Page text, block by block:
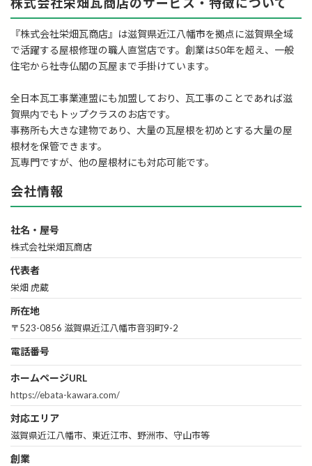
『株式会社栄畑瓦商店』は滋賀県近江八幡市を拠点に滋賀県全域
で活躍する屋根修理の職人直営店です。創業は50年を超え、一般
住宅から社寺仏閣の瓦屋まで手掛けています。
全日本瓦工事業連盟にも加盟しており、瓦工事のことであれば滋
賀県内でもトップクラスのお店です。
事務所も大きな建物であり、大量の瓦屋根を初めとする大量の屋
根材を保管できます。
瓦専門ですが、他の屋根材にも対応可能です。
会社情報
社名・屋号
株式会社栄畑瓦商店
代表者
栄畑 虎蔵
所在地
〒523-0856 滋賀県近江八幡市音羽町9-2
電話番号
ホームページURL
https://ebata-kawara.com/
対応エリア
滋賀県近江八幡市、東近江市、野洲市、守山市等
創業